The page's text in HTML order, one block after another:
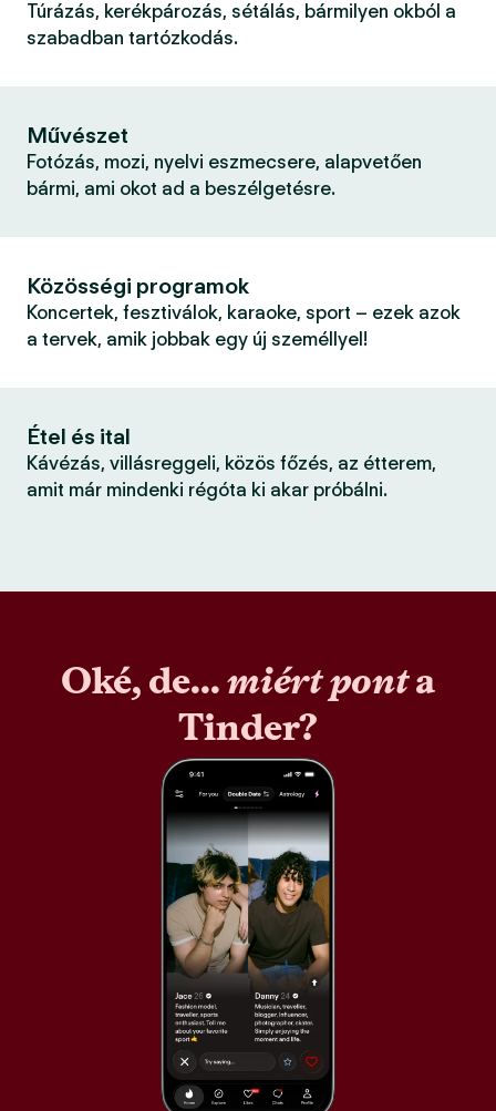
Túrázás, kerékpározás, sétálás, bármilyen okból a
szabadban tartózkodás.
Művészet
Fotózás, mozi, nyelvi eszmecsere, alapvetően
bármi, ami okot ad a beszélgetésre.
Közösségi programok
Koncertek, fesztiválok, karaoke, sport – ezek azok
a tervek, amik jobbak egy új személlyel!
Étel és ital
Kávézás, villásreggeli, közös főzés, az étterem,
amit már mindenki régóta ki akar próbálni.
Oké, de...miért ponta
Tinder?